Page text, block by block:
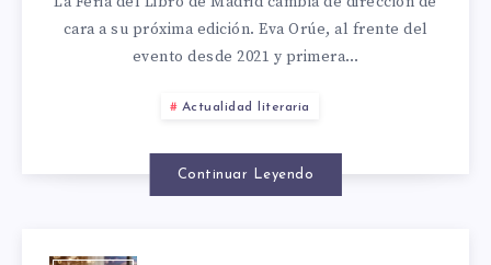
LIBRO
CAMBIA
DE
cara a su próxima edición. Eva Orúe, al frente del
evento desde 2021 y primera…
Actualidad literaria
Continuar Leyendo